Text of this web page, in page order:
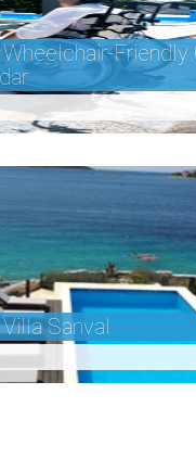
Friendly
Sanval
MARIJANA